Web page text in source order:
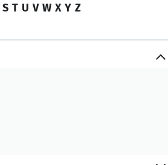
S T U V W X Y Z